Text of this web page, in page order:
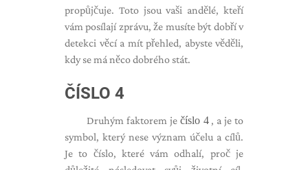
propůjčuje. Toto jsou vaši andělé, kteří
vám posílají zprávu, že musíte být dobří v
detekci věcí a mít přehled, abyste věděli,
kdy se má něco dobrého stát.
ČÍSLO 4
Druhým faktorem je číslo 4, a je to
symbol, který nese význam účelu a cílů.
Je to číslo, které vám odhalí, proč je